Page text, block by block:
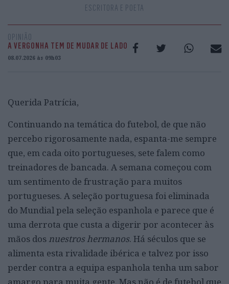
ESCRITORA E POETA
OPINIÃO
A VERGONHA TEM DE MUDAR DE LADO
08.07.2026 às 09h03
Querida Patrícia,
Continuando na temática do futebol, de que não
percebo rigorosamente nada, espanta-me sempre
que, em cada oito portugueses, sete falem como
treinadores de bancada. A semana começou com
um sentimento de frustração para muitos
portugueses. A seleção portuguesa foi eliminada
do Mundial pela seleção espanhola e parece que é
uma derrota que custa a digerir por acontecer às
mãos dos nuestros hermanos. Há séculos que se
alimenta esta rivalidade ibérica e talvez por isso
perder contra a equipa espanhola tenha um sabor